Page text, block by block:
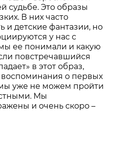
судьбе. Это образы
В них часто
и детские фантазии, но
у нас с
ее понимали и какую
повстречавшийся
в этот образ,
о первых
уже не можем пройти
Мы
и очень скоро –